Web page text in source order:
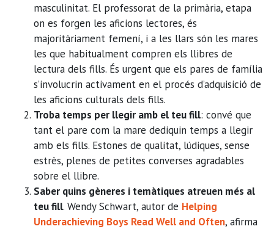
masculinitat. El professorat de la primària, etapa
on es forgen les aficions lectores, és
majoritàriament femení, i a les llars són les mares
les que habitualment compren els llibres de
lectura dels fills. És urgent que els pares de família
s’involucrin activament en el procés d’adquisició de
les aficions culturals dels fills.
Troba temps per llegir amb el teu fill: convé que
tant el pare com la mare dediquin temps a llegir
amb els fills. Estones de qualitat, lúdiques, sense
estrès, plenes de petites converses agradables
sobre el llibre.
Saber quins gèneres i temàtiques atreuen més al
teu fill. Wendy Schwart, autor de Helping
Underachieving Boys Read Well and Often, afirma